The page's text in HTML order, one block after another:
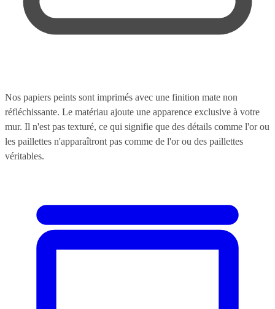
Nos papiers peints sont imprimés avec une finition mate non
réfléchissante. Le matériau ajoute une apparence exclusive à votre
mur. Il n'est pas texturé, ce qui signifie que des détails comme l'or ou
les paillettes n'apparaîtront pas comme de l'or ou des paillettes
véritables.